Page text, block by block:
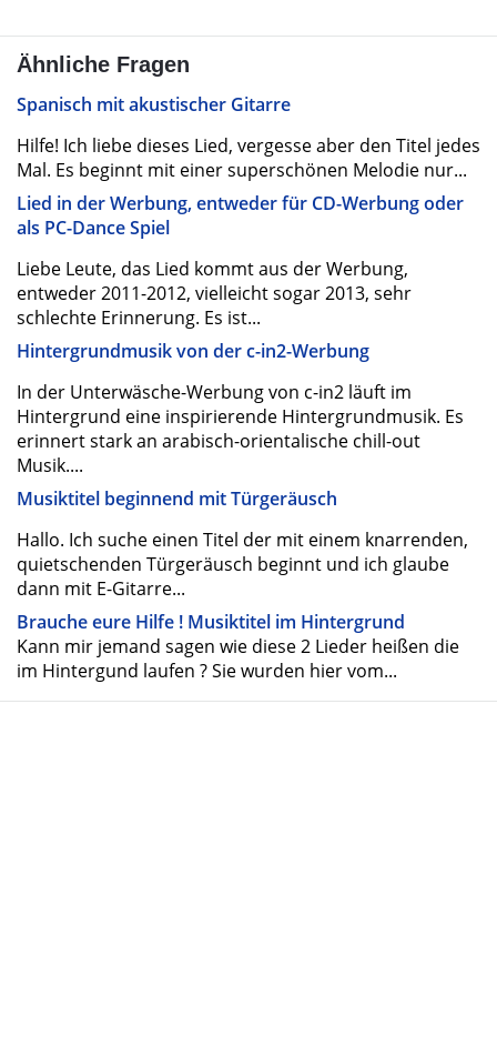
Ähnliche Fragen
Spanisch mit akustischer Gitarre
Hilfe! Ich liebe dieses Lied, vergesse aber den Titel jedes
Mal. Es beginnt mit einer superschönen Melodie nur...
Lied in der Werbung, entweder für CD-Werbung oder
als PC-Dance Spiel
Liebe Leute, das Lied kommt aus der Werbung,
entweder 2011-2012, vielleicht sogar 2013, sehr
schlechte Erinnerung. Es ist...
Hintergrundmusik von der c-in2-Werbung
In der Unterwäsche-Werbung von c-in2 läuft im
Hintergrund eine inspirierende Hintergrundmusik. Es
erinnert stark an arabisch-orientalische chill-out
Musik....
Musiktitel beginnend mit Türgeräusch
Hallo. Ich suche einen Titel der mit einem knarrenden,
quietschenden Türgeräusch beginnt und ich glaube
dann mit E-Gitarre...
Brauche eure Hilfe ! Musiktitel im Hintergrund
Kann mir jemand sagen wie diese 2 Lieder heißen die
im Hintergund laufen ? Sie wurden hier vom...